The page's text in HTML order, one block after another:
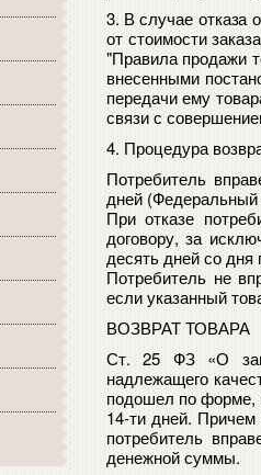
3. В случае отказа
от стоимости
"Правила продажи
внесенными
передачи ему
связи с
4. Процедура
Потребитель
дней (Федеральный
При отказе
договору, за
десять дней со дня
Потребитель не
если указанный
ВОЗВРАТ ТОВАРА
Ст. 25 ФЗ «О
надлежащего
подошел по форме,
14-ти дней. Причем
потребитель
денежной суммы.